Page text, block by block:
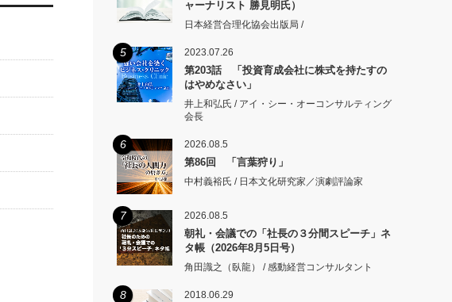
ャーナリスト 勝見明氏）
日本経営合理化協会出版局 /
5 2023.07.26
第203話 「投資育成会社に株式を持たすの
はやめなさい」
井上和弘氏 / アイ・シー・オーコンサルティング
会長
6 2026.08.5
第86回 「言葉狩り」
中村義裕氏 / 日本文化研究家／演劇評論家
7 2026.08.5
朝礼・会議での「社長の３分間スピーチ」ネ
タ帳（2026年8月5日号）
角田識之（臥龍） / 感動経営コンサルタント
8 2018.06.29